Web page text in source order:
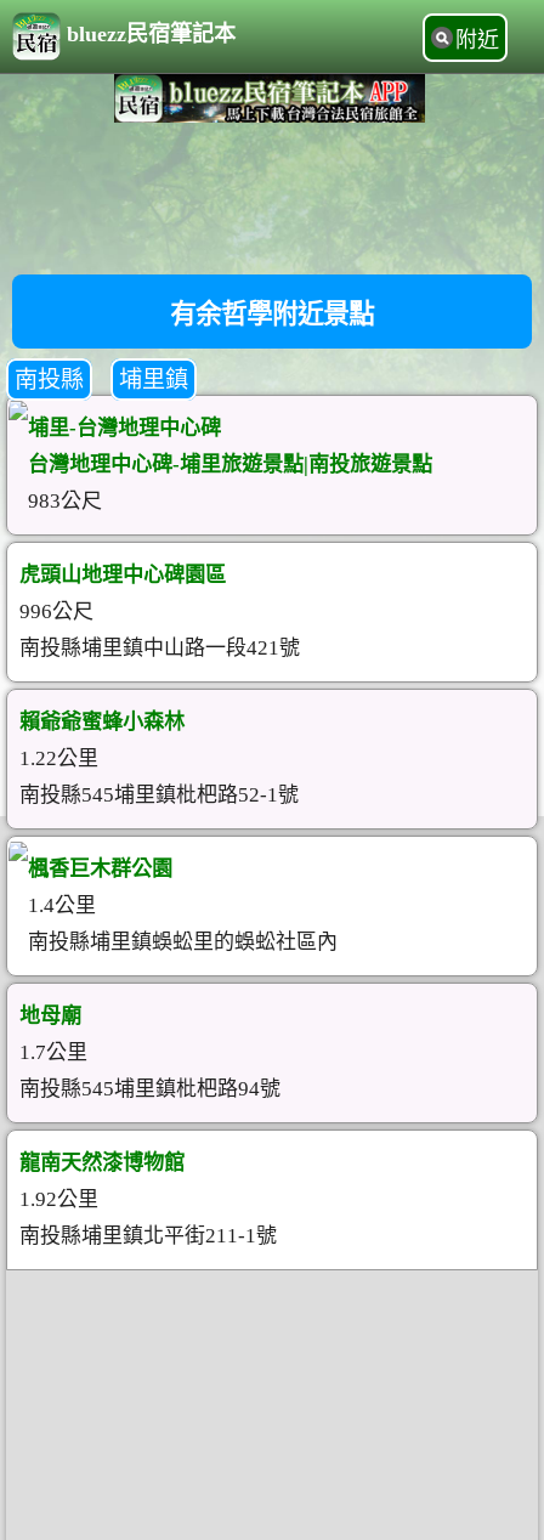
bluezz民宿筆記本 附近
有余哲學附近景點
南投縣 埔里鎮
埔里-台灣地理中心碑
台灣地理中心碑-埔里旅遊景點|南投旅遊景點
983公尺
虎頭山地理中心碑園區
996公尺
南投縣埔里鎮中山路一段421號
賴爺爺蜜蜂小森林
1.22公里
南投縣545埔里鎮枇杷路52-1號
楓香巨木群公園
1.4公里
南投縣埔里鎮蜈蚣里的蜈蚣社區內
地母廟
1.7公里
南投縣545埔里鎮枇杷路94號
龍南天然漆博物館
1.92公里
南投縣埔里鎮北平街211-1號